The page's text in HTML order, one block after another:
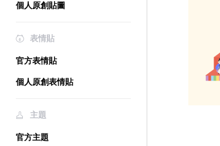
個人原創貼圖
表情貼
官方表情貼
個人原創表情貼
主題
官方主題